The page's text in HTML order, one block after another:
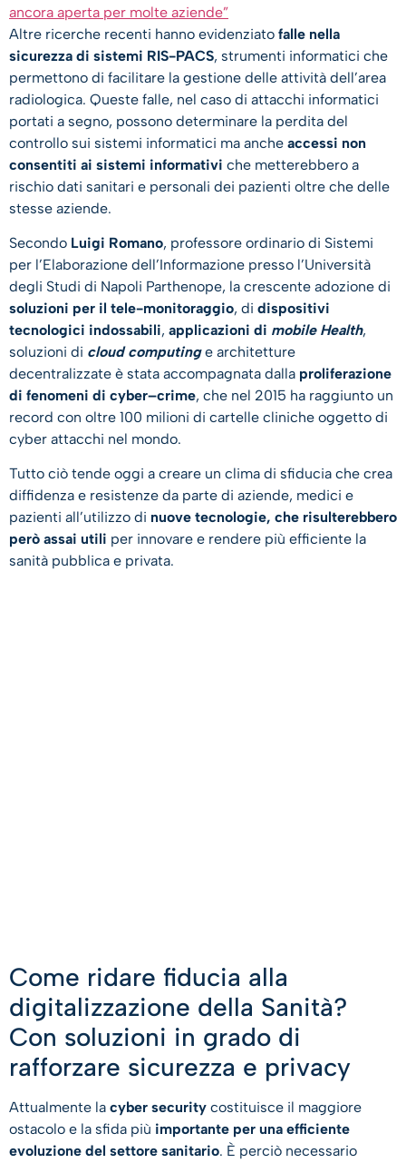
ancora aperta per molte aziende”
Altre ricerche recenti hanno evidenziato falle nella
sicurezza di sistemi RIS-PACS, strumenti informatici che
permettono di facilitare la gestione delle attività dell’area
radiologica. Queste falle, nel caso di attacchi informatici
portati a segno, possono determinare la perdita del
controllo sui sistemi informatici ma anche accessi non
consentiti ai sistemi informativi che metterebbero a
rischio dati sanitari e personali dei pazienti oltre che delle
stesse aziende.
Secondo Luigi Romano, professore ordinario di Sistemi
per l’Elaborazione dell’Informazione presso l’Università
degli Studi di Napoli Parthenope, la crescente adozione di
soluzioni per il tele-monitoraggio, di dispositivi
tecnologici indossabili, applicazioni di mobile Health,
soluzioni di cloud computinge architetture
decentralizzate è stata accompagnata dalla proliferazione
di fenomeni di cyber–crime, che nel 2015 ha raggiunto un
record con oltre 100 milioni di cartelle cliniche oggetto di
cyber attacchi nel mondo.
Tutto ciò tende oggi a creare un clima di sfiducia che crea
diffidenza e resistenze da parte di aziende, medici e
pazienti all’utilizzo di nuove tecnologie, che risulterebbero
però assai utili per innovare e rendere più efficiente la
sanità pubblica e privata.
Come ridare fiducia alla
digitalizzazione della Sanità?
Con soluzioni in grado di
rafforzare sicurezza e privacy
Attualmente la cyber security costituisce il maggiore
ostacolo e la sfida più importante per una efficiente
evoluzione del settore sanitario. È perciò necessario